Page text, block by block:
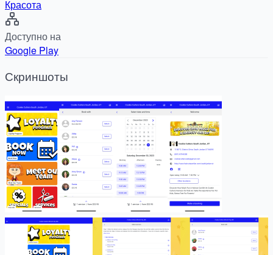
Красота
Доступно на
Google Play
Скриншоты